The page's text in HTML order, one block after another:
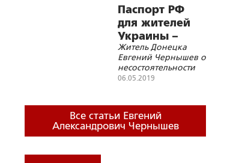
угнетенной
женщины с целью
уничтожения семьи
Паспорт РФ
для жителей
Украины –
воссоединение
Русского
народа
Житель Донецка
Евгений Чернышев о
несостоятельности
аргументов
Владимира Путина
06.05.2019
Все статьи Евгений
Александрович Чернышев